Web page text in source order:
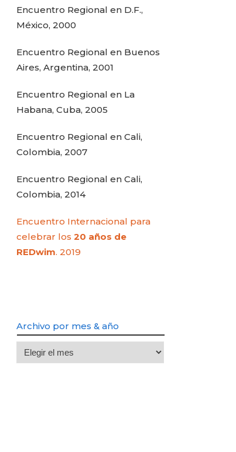
Encuentro Regional en D.F.,
México, 2000
Encuentro Regional en Buenos
Aires, Argentina, 2001
Encuentro Regional en La
Habana, Cuba, 2005
Encuentro Regional en Cali,
Colombia, 2007
Encuentro Regional en Cali,
Colombia, 2014
Encuentro Internacional para
celebrar los20 años de
REDwim. 2019
Archivo por mes & año
Archivo
por